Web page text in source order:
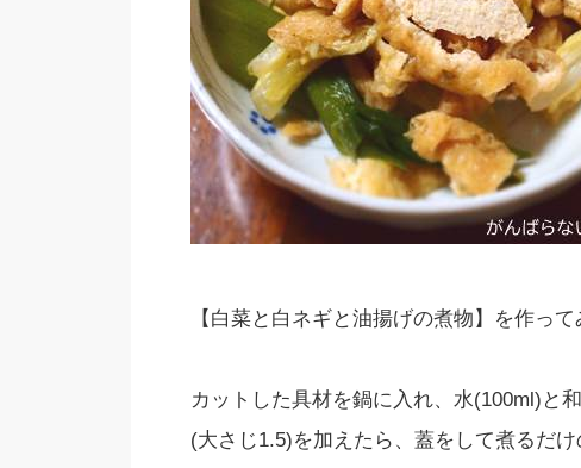
【白菜と白ネギと油揚げの煮物】を作って
カットした具材を鍋に入れ、水(100ml)と
(大さじ1.5)を加えたら、蓋をして煮るだけ